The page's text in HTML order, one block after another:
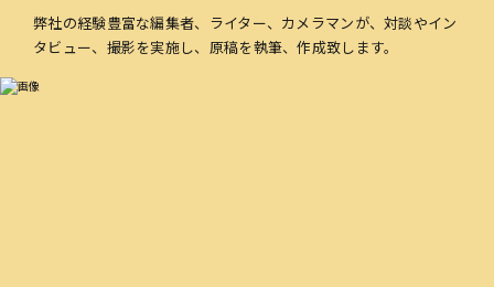
弊社の経験豊富な編集者、ライター、カメラマンが、対談やイン
タビュー、撮影を実施し、原稿を執筆、作成致します。